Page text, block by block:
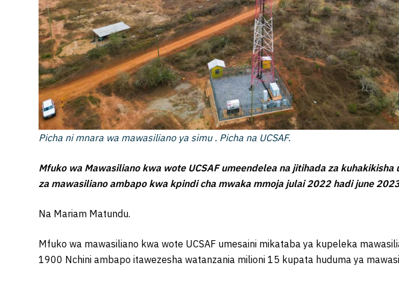
Picha ni mnara wa mawasiliano ya simu . Picha na UCSAF.
Mfuko wa Mawasiliano kwa wote UCSAF umeendelea na jitihada za
za mawasiliano ambapo kwa kpindi cha mwaka mmoja julai 2022 hadi june
Na Mariam Matundu.
Mfuko wa mawasiliano kwa wote UCSAF umesaini mikataba ya kupeleka
1900 Nchini ambapo itawezesha watanzania milioni 15 kupata huduma ya